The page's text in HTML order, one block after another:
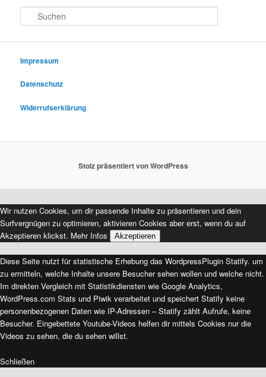
u
e
Impressum
Datenschutz
Widerrufserklärung
Stolz präsentiert von WordPress
Wir nutzen Cookies, um dir passende Inhalte zu präsentieren und dein
Surfvergnügen zu optimieren, aktivieren Cookies aber erst, wenn du auf
Akzeptieren klickst. Mehr Infos Akzeptieren
Diese Seite nutzt für statistische Erhebung das WordpressPlugin Statify. um
zu ermitteln, welche Inhalte unsere Besucher sehen wollen und welche nicht.
Im direkten Vergleich mit Statistikdiensten wie Google Analytics,
WordPress.com Stats und Piwik verarbeitet und speichert Statify keine
personenbezogenen Daten wie IP-Adressen – Statify zählt Aufrufe, keine
Besucher. Eingebettete Youtube-Videos helfen dir mittels Cookies nur die
Videos zu sehen, die du sehen willst.
Schließen